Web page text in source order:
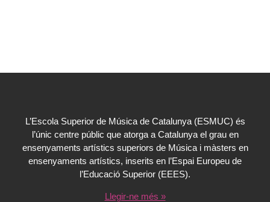
L’Escola Superior de Música de Catalunya (ESMUC) és
l’únic centre públic que atorga a Catalunya el grau en
ensenyaments artístics superiors de Música i màsters en
ensenyaments artístics, inserits en l’Espai Europeu de
l’Educació Superior (EEES).
Llegir-ne més »